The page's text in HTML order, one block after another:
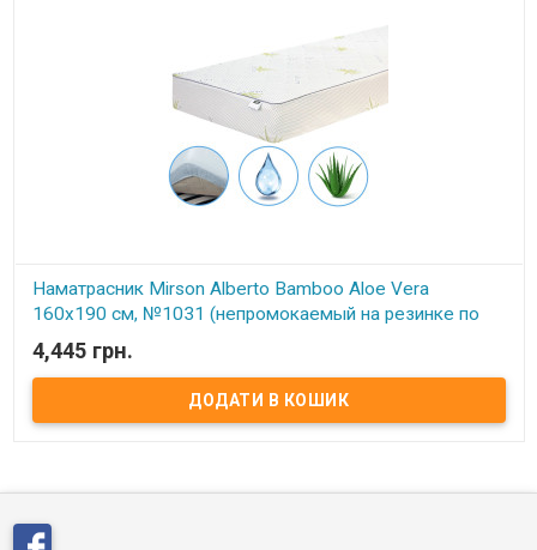
Наматрасник Mirson Alberto Bamboo Aloe Vera
160x190 см, №1031 (непромокаемый на резинке по
периметру)
Наматрасник Mirson Alberto Bamboo Aloe Vera 160x190 см, №1031
непромокаемый. Упаковка: сумка фирменная. Производитель:
Это новинка от компании MirSon! Наматрасники из этой серии
обладают высокой практичностью и износостойкостью. Их
4,445 грн.